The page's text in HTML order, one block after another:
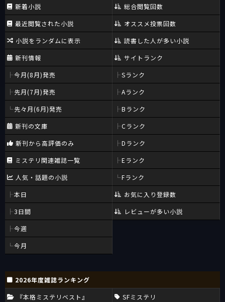
新着小説
最近閲覧された小説
小説をランダムに表示
新刊情報
今月(8月)発売
先月(7月)発売
先々月(6月)発売
新刊の文庫
新刊から高評価のみ
ミステリ関連雑誌一覧
人気・話題の小説
本日
3日間
今週
今月
総合閲覧回数
オススメ投票回数
読書した人が多い小説
サイトランク
Sランク
Aランク
Bランク
Cランク
Dランク
Eランク
Fランク
お気に入り登録数
レビューが多い小説
2026年度雑誌ランキング
『本格ミステリベスト』
SFミステリ